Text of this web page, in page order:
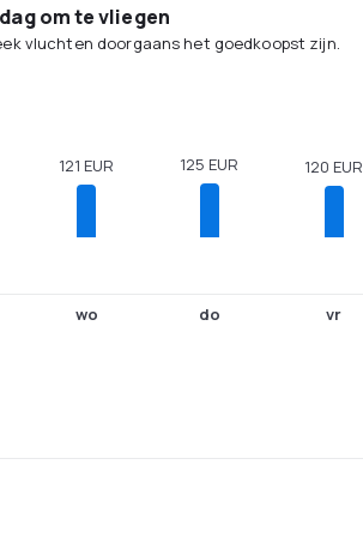
om te vliegen
vluchten doorgaans het goedkoopst zijn.
121 EUR
wo
125 EUR
do
120 EUR
vr